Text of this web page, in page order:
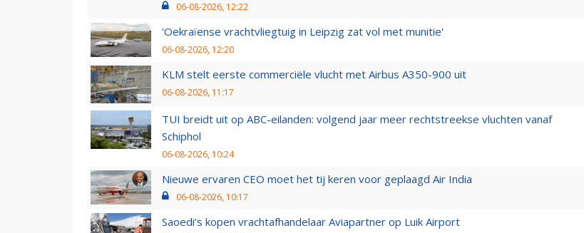
06-08-2026, 12:22
'Oekraïense vrachtvliegtuig in Leipzig zat vol met munitie'
06-08-2026, 12:20
KLM stelt eerste commerciële vlucht met Airbus A350-900 uit
06-08-2026, 11:17
TUI breidt uit op ABC-eilanden: volgend jaar meer rechtstreekse vluchten vanaf
Schiphol
06-08-2026, 10:24
Nieuwe ervaren CEO moet het tij keren voor geplaagd Air India
06-08-2026, 10:17
Saoedi’s kopen vrachtafhandelaar Aviapartner op Luik Airport